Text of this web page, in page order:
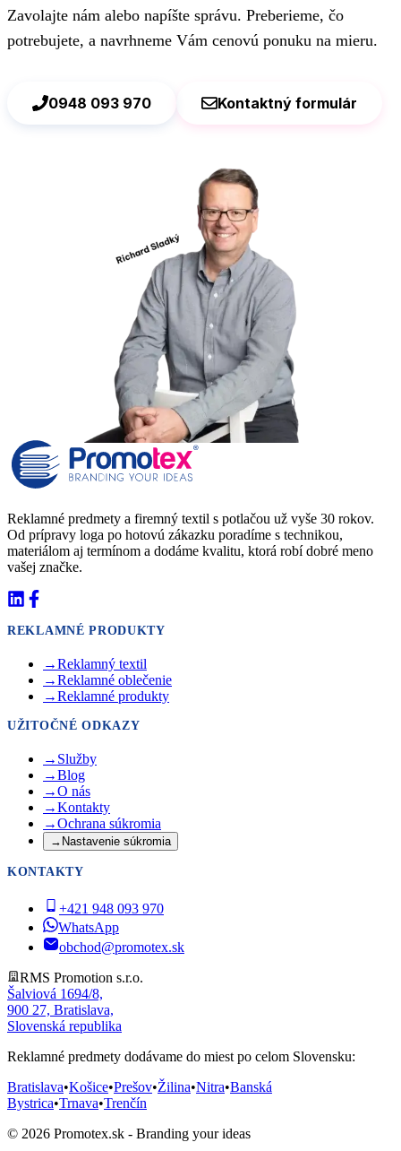
materiál a vytvára trvalý, nezmazateľný motív - používa sa na
kovových perách, fľašiach a darčekových predmetoch.
Zavolajte nám alebo napíšte správu. Preberieme, čo
potrebujete, a navrhneme Vám cenovú ponuku na mieru.
0948 093 970 Kontaktný formulár
Reklamné predmety a firemný textil s potlačou už vyše 30 rokov.
Od prípravy loga po hotovú zákazku poradíme s technikou,
materiálom aj termínom a dodáme kvalitu, ktorá robí dobré meno
vašej značke.
REKLAMNÉ PRODUKTY
→Reklamný textil
→Reklamné oblečenie
→Reklamné produkty
UŽITOČNÉ ODKAZY
→ Služby
→Blog
→O nás
→Kontakty
→Ochrana súkromia
→ Nastavenie súkromia
KONTAKTY
+421 948 093 970
WhatsApp
obchod@promotex.sk
RMS Promotion s.r.o.
Šalviová 1694/8,
900 27, Bratislava,
Slovenská republika
Reklamné predmety dodávame do miest po celom Slovensku:
Bratislava•Košice•Prešov•Žilina•Nitra•Banská
Bystrica•Trnava•Trenčín
© 2026 Promotex.sk - Branding your ideas